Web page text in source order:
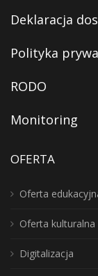
Deklaracja
Polityka
RODO
Monitoring
OFERTA
Oferta
Oferta kulturalna
Digitalizacja